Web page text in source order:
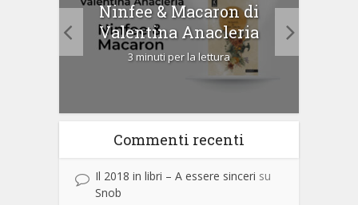
Ninfee & Macaron di
Valentina Anacleria
3 minuti per la lettura
Commenti recenti
Il 2018 in libri – A essere sinceri su
Snob